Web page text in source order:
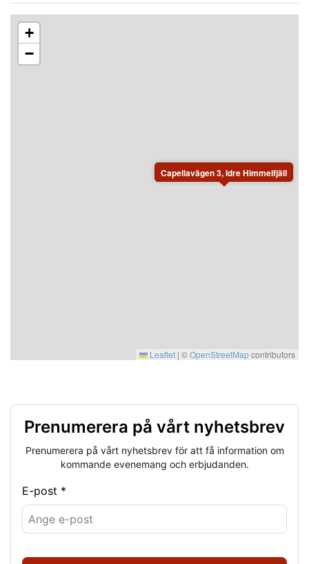
Capellavägen 3, Idre Himmelfjäll
+
−
Leaflet | ©OpenStreetMapcontributors
Prenumerera på vårt nyhetsbrev
Prenumerera på vårt nyhetsbrev för att få information om
kommande evenemang och erbjudanden.
E-post *